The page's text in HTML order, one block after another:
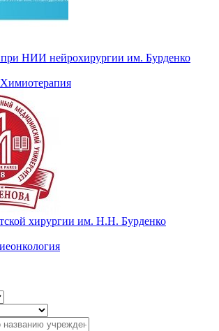
НИИ нейрохирургии им. Бурденко
Химиотерапия
хирургии им. Н.Н. Бурденко
онкология